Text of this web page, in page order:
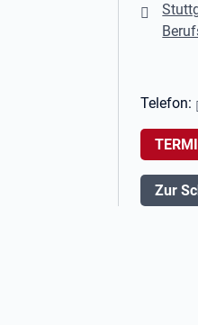
Telefon:
Zur